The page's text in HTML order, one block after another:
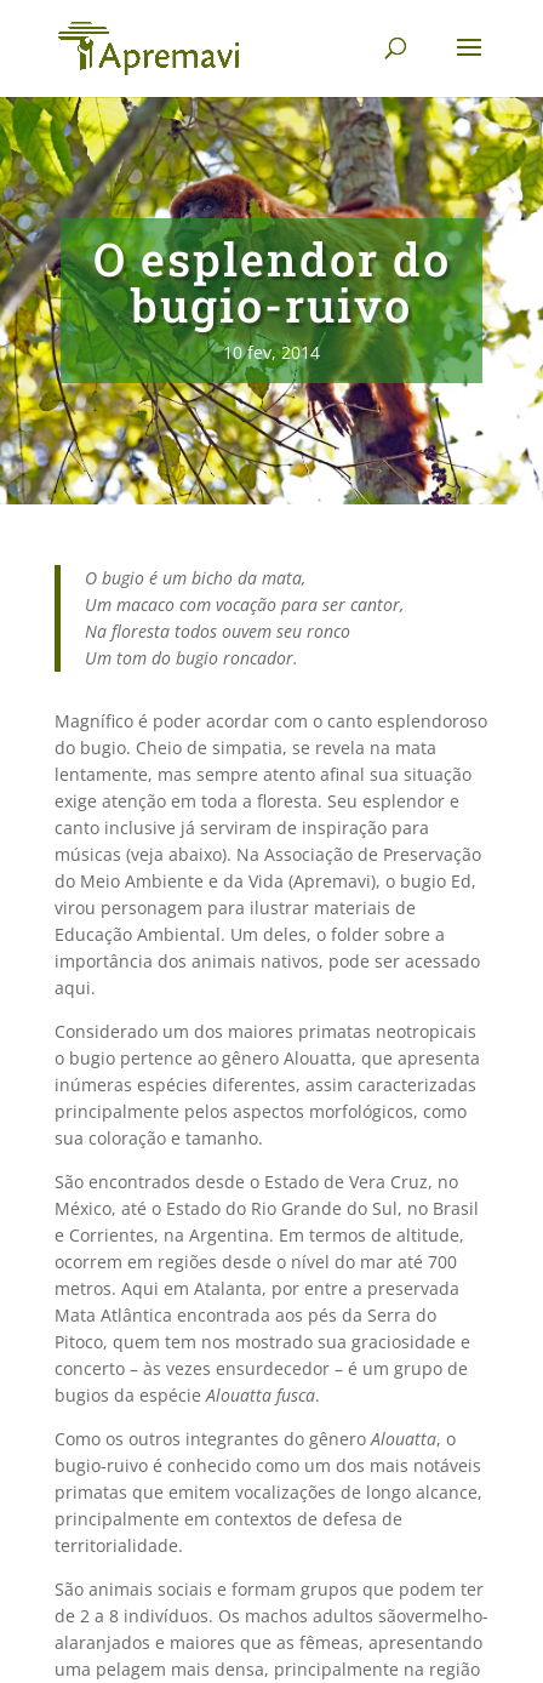
O esplendor do
bugio-ruivo
10 fev, 2014
O bugio é um bicho da mata,
Um macaco com vocação para ser cantor,
Na floresta todos ouvem seu ronco
Um tom do bugio roncador.
Magnífico é poder acordar com o canto esplendoroso
do bugio. Cheio de simpatia, se revela na mata
lentamente, mas sempre atento afinal sua situação
exige atenção em toda a floresta. Seu esplendor e
canto inclusive já serviram de inspiração para
músicas (veja abaixo). Na Associação de Preservação
do Meio Ambiente e da Vida (Apremavi), o bugio Ed,
virou personagem para ilustrar materiais de
Educação Ambiental. Um deles, o folder sobre a
importância dos animais nativos, pode ser acessado
aqui.
Considerado um dos maiores primatas neotropicais
o bugio pertence ao gênero Alouatta, que apresenta
inúmeras espécies diferentes, assim caracterizadas
principalmente pelos aspectos morfológicos, como
sua coloração e tamanho.
São encontrados desde o Estado de Vera Cruz, no
México, até o Estado do Rio Grande do Sul, no Brasil
e Corrientes, na Argentina. Em termos de altitude,
ocorrem em regiões desde o nível do mar até 700
metros. Aqui em Atalanta, por entre a preservada
Mata Atlântica encontrada aos pés da Serra do
Pitoco, quem tem nos mostrado sua graciosidade e
concerto – às vezes ensurdecedor – é um grupo de
bugios da espécieAlouatta fusca.
Como os outros integrantes do gêneroAlouatta, o
bugio-ruivo é conhecido como um dos mais notáveis
primatas que emitem vocalizações de longo alcance,
principalmente em contextos de defesa de
territorialidade.
São animais sociais e formam grupos que podem ter
de 2 a 8 indivíduos. Os machos adultos sãovermelho-
alaranjados e maiores que as fêmeas, apresentando
uma pelagem mais densa, principalmente na região